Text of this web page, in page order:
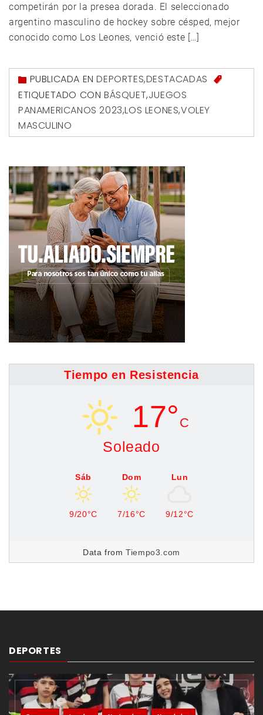
competirán por la presea dorada. El seleccionado
argentino masculino de hockey sobre césped, mejor
conocido como Los Leones, venció este […]
PUBLICADA ENDEPORTES,DESTACADAS
ETIQUETADO CON BÁSQUET,JUEGOS
PANAMERICANOS 2023,LOS LEONES,VOLEY
MASCULINO
Tiempo en Resistencia
17° C
Soleado
Sáb
9/20°C
Dom
7/16°C
Lun
9/12°C
Data fromTiempo3.com
DEPORTES